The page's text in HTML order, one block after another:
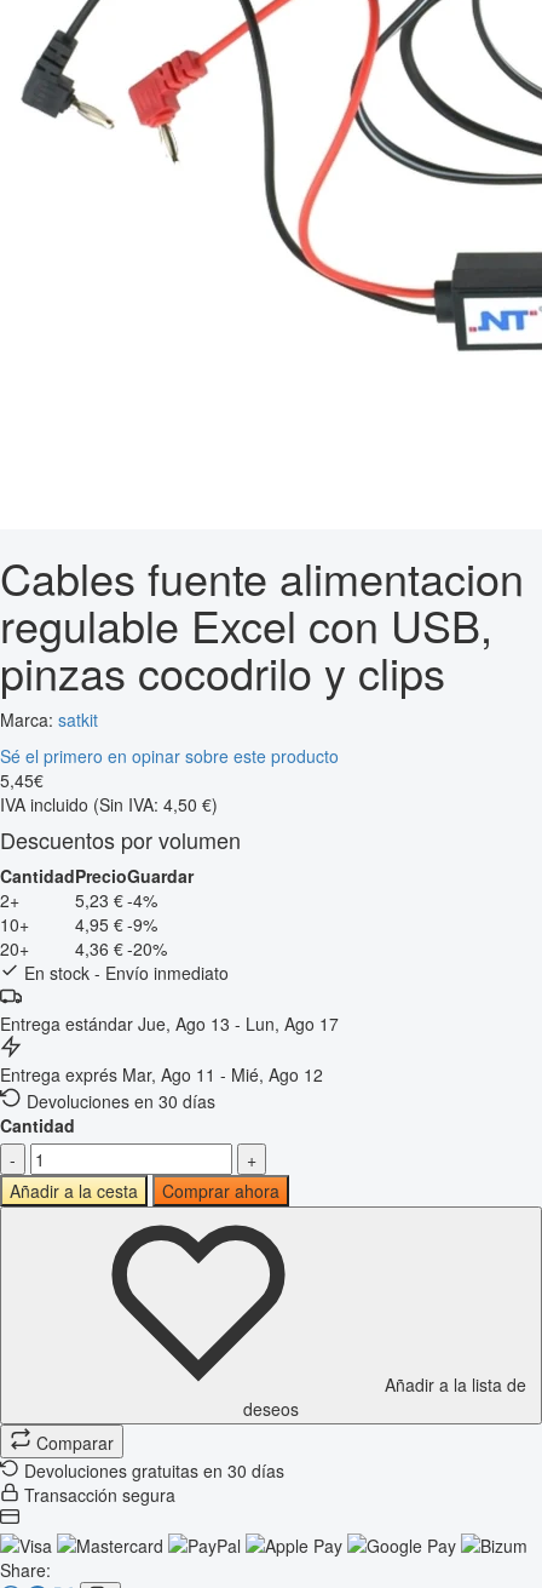
Cables fuente alimentacion
regulable Excel con USB,
pinzas cocodrilo y clips
Marca: satkit
Sé el primero en opinar sobre este producto
5,45€
IVA incluido (Sin IVA: 4,50 €)
Descuentos por volumen
CantidadPrecioGuardar
2+
5,23 €-4%
10+
4,95 €-9%
20+
4,36 €-20%
En stock - Envío inmediato
Entrega estándar Jue, Ago 13 - Lun, Ago 17
Entrega exprés Mar, Ago 11 - Mié, Ago 12
Devoluciones en 30 días
Cantidad
-
+
Añadir a la cesta
Comprar ahora
Añadir a la lista de
deseos
Comparar
Devoluciones gratuitas en 30 días
Transacción segura
Share: